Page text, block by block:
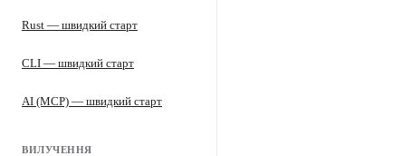
Rust — швидкий старт
CLI — швидкий старт
AI (MCP) — швидкий старт
ВИЛУЧЕННЯ